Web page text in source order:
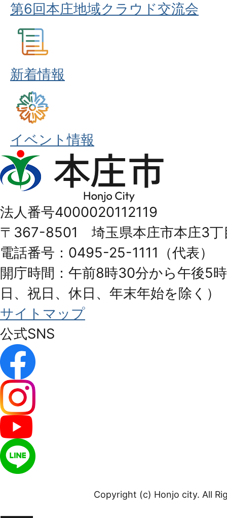
第6回本庄地域クラウド交流会
新着情報
イベント情報
本
庄
Honjo
City
法人番号4000020112119
〒367-8501 埼玉県本庄市本庄3丁
電話番号：0495-25-1111（代表）
開庁時間：午前8時30分から午後5
日、祝日、休日、年末年始を除く）
サイトマップ
公式SNS
Copyright (c) Honjo city. All